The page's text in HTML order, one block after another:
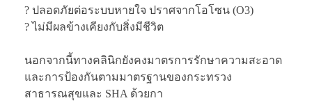
? ปลอดภัยต่อระบบหายใจ ปราศจากโอโซน (O3)
? ไม่มีผลข้างเคียงกับสิ่งมีชีวิต
นอกจากนี้ทางคลินิกยังคงมาตรการรักษาความสะอาด
และการป้องกันตามมาตรฐานของกระทรวง
สาธารณสุขและ SHA ด้วยกา